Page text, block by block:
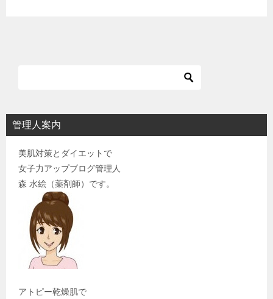
管理人案内
美肌対策とダイエットで
女子力アップブログ管理人
森 水絵（薬剤師）です。
アトピー乾燥肌で